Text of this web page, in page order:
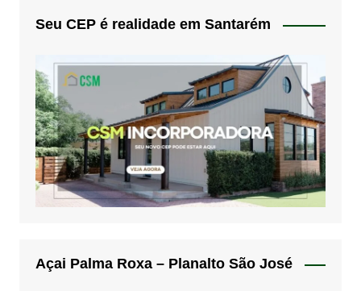
Seu CEP é realidade em Santarém
Açai Palma Roxa – Planalto São José